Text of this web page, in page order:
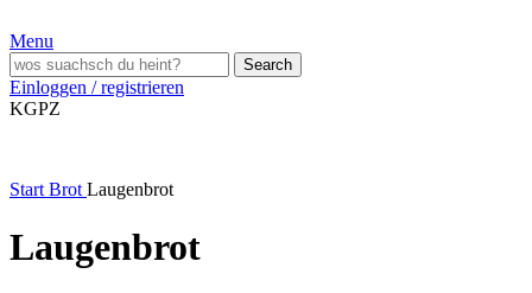
Menu
Search
Einloggen / registrieren
KGPZ
Start Brot Laugenbrot
Laugenbrot